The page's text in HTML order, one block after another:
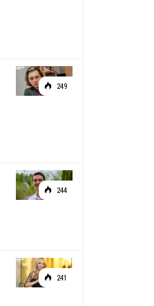
249
244
241